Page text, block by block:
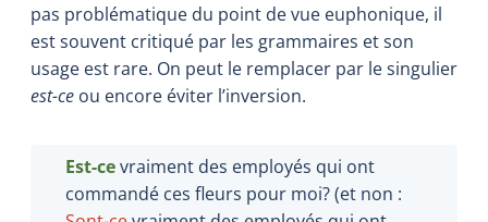
pas problématique du point de vue euphonique, il
est souvent critiqué par les grammaires et son
usage est rare. On peut le remplacer par le singulier
est-ce ou encore éviter l’inversion.
Est-cevraiment des employés qui ont
commandé ces fleurs pour moi? (et non :